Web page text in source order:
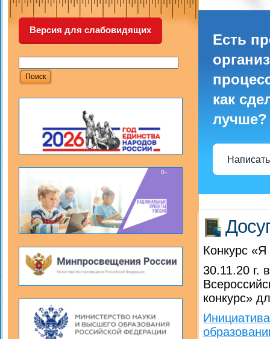
Версия для слабовидящих
Есть
как
лучше?
Конкурс
30.11.20 г.
конкурс»